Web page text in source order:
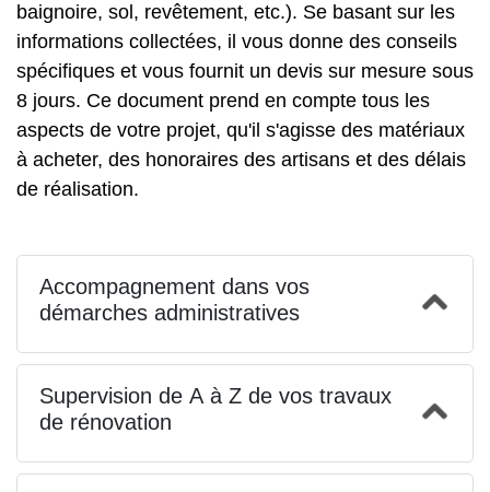
baignoire, sol, revêtement, etc.). Se basant sur les
informations collectées, il vous donne des conseils
spécifiques et vous fournit un devis sur mesure sous
8 jours. Ce document prend en compte tous les
aspects de votre projet, qu'il s'agisse des matériaux
à acheter, des honoraires des artisans et des délais
de réalisation.
Accompagnement dans vos
démarches administratives
Supervision de A à Z de vos travaux
de rénovation